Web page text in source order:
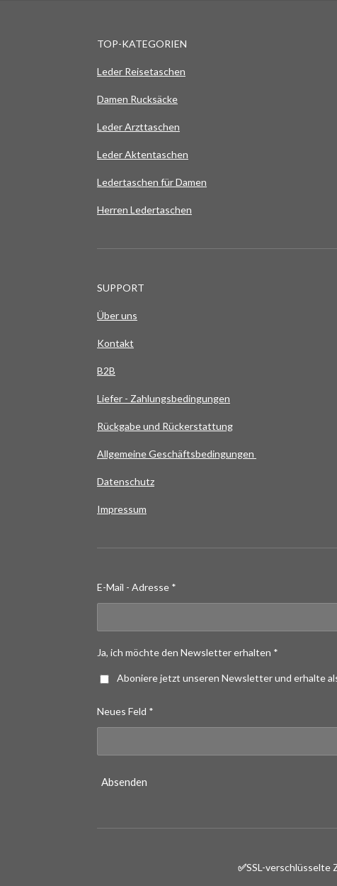
TOP-KATEGORIEN
Leder Reisetaschen
Damen Rucksäcke
Leder Arzttaschen
Leder Aktentaschen
Ledertaschen für Damen
Herren Ledertaschen
SUPPORT
Über uns
Kontakt
B2B
Liefer - Zahlungsbedingungen
Rückgabe und Rückerstattung
Allgemeine Geschäftsbedingungen
Datenschutz
Impressum
E-Mail - Adresse *
Ja, ich möchte den Newsletter erhalten *
Aboniere jetzt unseren Newsletter und erhalte
Neues Feld *
Absenden
✅SSL-verschlüsselte